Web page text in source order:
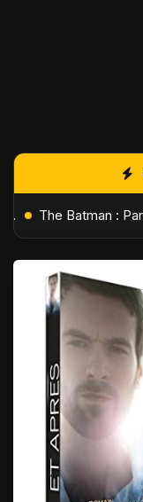
L'Âge de Glace : Le Réveil du Volcan – Manny, Sid et Diego de retour pour une aventure explosive